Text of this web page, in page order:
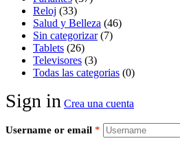
Reloj (33)
Salud y Belleza (46)
Sin categorizar (7)
Tablets (26)
Televisores (3)
Todas las categorias (0)
Sign in Crea una cuenta
Username or email *